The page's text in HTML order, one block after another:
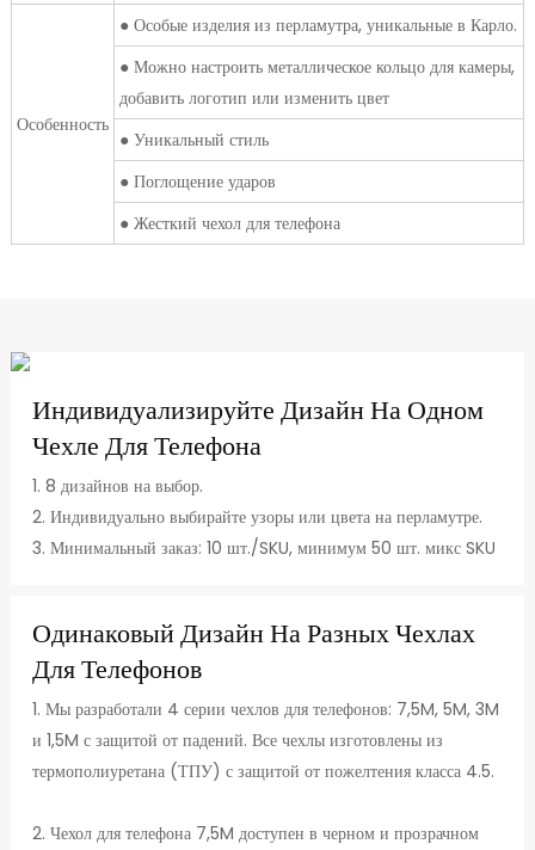
Особенность
● Особые изделия из перламутра, уникальные в Карло.
● Можно настроить металлическое кольцо для камеры,
добавить логотип или изменить цвет
● Уникальный стиль
● Поглощение ударов
● Жесткий чехол для телефона
Индивидуализируйте Дизайн На Одном
Чехле Для Телефона
1. 8 дизайнов на выбор.
2. Индивидуально выбирайте узоры или цвета на перламутре.
3. Минимальный заказ: 10 шт./SKU, минимум 50 шт. микс SKU
Одинаковый Дизайн На Разных Чехлах
Для Телефонов
1. Мы разработали 4 серии чехлов для телефонов: 7,5M, 5M, 3M
и 1,5M с защитой от падений. Все чехлы изготовлены из
термополиуретана (ТПУ) с защитой от пожелтения класса 4.5.
2. Чехол для телефона 7,5M доступен в черном и прозрачном